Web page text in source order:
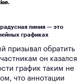
линия — это
графиках
призывал обратить
он казался
график таким не
что аннотации